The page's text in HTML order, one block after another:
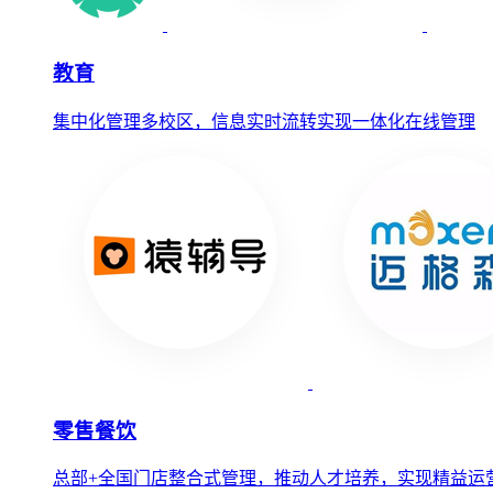
教育
集中化管理多校区，信息实时流转实现一体化在线管理
零售餐饮
总部+全国门店整合式管理，推动人才培养，实现精益运